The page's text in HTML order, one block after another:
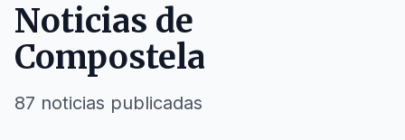
Noticias de
Compostela
87 noticias publicadas